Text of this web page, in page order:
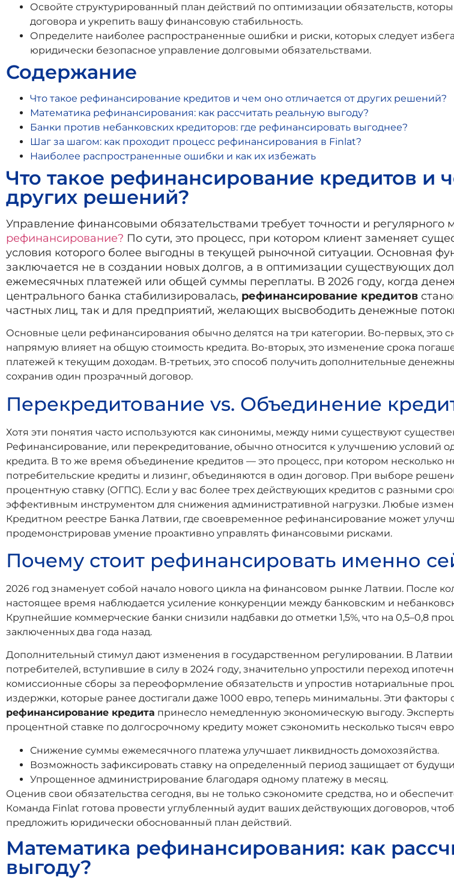
Освойте структурированный план действий по оптимизации обязательств,
договора и укрепить вашу финансовую стабильность.
Определите наиболее распространенные ошибки и риски, которых следует
юридически безопасное управление долговыми обязательствами.
Содержание
Что такое рефинансирование кредитов и чем оно отличается от других решений?
Математика рефинансирования: как рассчитать реальную выгоду?
Банки против небанковских кредиторов: где рефинансировать выгоднее?
Шаг за шагом: как проходит процесс рефинансирования в Finlat?
Наиболее распространенные ошибки и как их избежать
Что такое рефинансирование кредитов и
других решений?
Управление финансовыми обязательствами требует точности и регулярного
рефинансирование? По сути, это процесс, при котором клиент заменяет
условия которого более выгодны в текущей рыночной ситуации. Основная
заключается не в создании новых долгов, а в оптимизации существующих
ежемесячных платежей или общей суммы переплаты. В 2026 году, когда
центрального банка стабилизировалась, рефинансирование кредитов
частных лиц, так и для предприятий, желающих высвободить денежные
Основные цели рефинансирования обычно делятся на три категории. Во-первых, это
напрямую влияет на общую стоимость кредита. Во-вторых, это изменение срока
платежей к текущим доходам. В-третьих, это способ получить дополнительные
сохранив один прозрачный договор.
Перекредитование vs. Объединение
Хотя эти понятия часто используются как синонимы, между ними существуют
Рефинансирование, или перекредитование, обычно относится к улучшению условий
кредита. В то же время объединение кредитов — это процесс, при котором несколько
потребительские кредиты и лизинг, объединяются в один договор. При выборе
процентную ставку (ОГПС). Если у вас более трех действующих кредитов с разными
эффективным инструментом для снижения административной нагрузки. Любые
Кредитном реестре Банка Латвии, где своевременное рефинансирование может
продемонстрировав умение проактивно управлять финансовыми рисками.
Почему стоит рефинансировать именно
2026 год знаменует собой начало нового цикла на финансовом рынке Латвии. После
настоящее время наблюдается усиление конкуренции между банковским и
Крупнейшие коммерческие банки снизили надбавки до отметки 1,5%, что на 0,5–0,8
заключенных два года назад.
Дополнительный стимул дают изменения в государственном регулировании. В
потребителей, вступившие в силу в 2024 году, значительно упростили переход
комиссионные сборы за переоформление обязательств и упростив нотариальные
издержки, которые ранее достигали даже 1000 евро, теперь минимальны. Эти факторы
рефинансирование кредита принесло немедленную экономическую выгоду.
процентной ставке по долгосрочному кредиту может сэкономить несколько тысяч евро
Снижение суммы ежемесячного платежа улучшает ликвидность домохозяйства.
Возможность зафиксировать ставку на определенный период защищает от
Упрощенное администрирование благодаря одному платежу в месяц.
Оценив свои обязательства сегодня, вы не только сэкономите средства, но и
Команда Finlat готова провести углубленный аудит ваших действующих договоров,
предложить юридически обоснованный план действий.
Математика рефинансирования: как
выгоду?